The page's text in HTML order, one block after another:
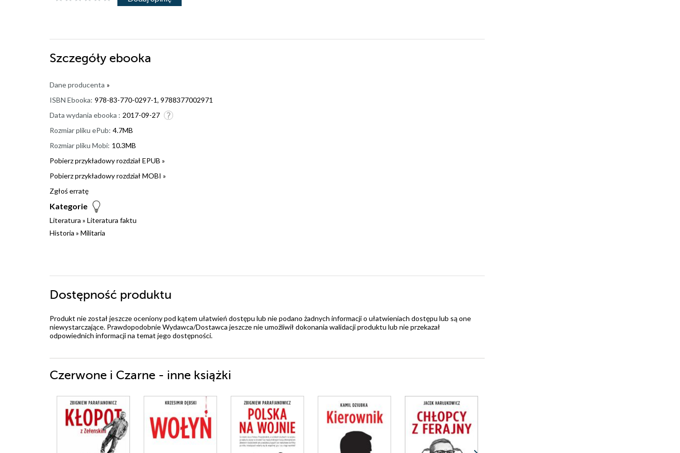
Szczegóły ebooka
Dane producenta »
ISBN Ebooka: 978-83-770-0297-1, 9788377002971
Data wydania ebooka : 2017-09-27
Rozmiar pliku ePub: 4.7MB
Rozmiar pliku Mobi: 10.3MB
Pobierz przykładowy rozdział EPUB »
Pobierz przykładowy rozdział MOBI »
Zgłoś erratę
Kategorie
Literatura » Literatura faktu
Historia » Militaria
Dostępność produktu
Produkt nie został jeszcze oceniony pod kątem ułatwień dostępu lub nie podano żadnych informacji o ułatwieniach dostępu lub są one
niewystarczające. Prawdopodobnie Wydawca/Dostawca jeszcze nie umożliwił dokonania walidacji produktu lub nie przekazał
odpowiednich informacji na temat jego dostępności.
Czerwone i Czarne - inne książki